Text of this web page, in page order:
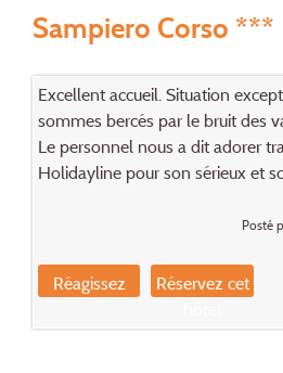
Sampiero Corso ***
Excellent accueil. Situation
sommes bercés par le bruit des
Le personnel nous a dit adorer
Holidayline pour son sérieux et
Posté
Réagissez
Réservez cet